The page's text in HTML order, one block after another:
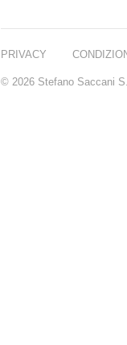
PRIVACY
© 2026 Stefano Saccani